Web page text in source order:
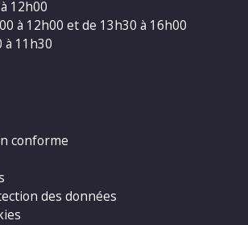
12h00
à 12h00 et de 13h30 à 16h00
à 11h30
conforme
des données